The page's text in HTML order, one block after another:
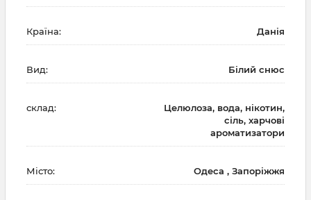
Країна: Данія
Вид: Білий снюс
склад:
Целюлоза, вода, нікотин,
сіль, харчові
ароматизатори
Місто: Одеса , Запоріжжя